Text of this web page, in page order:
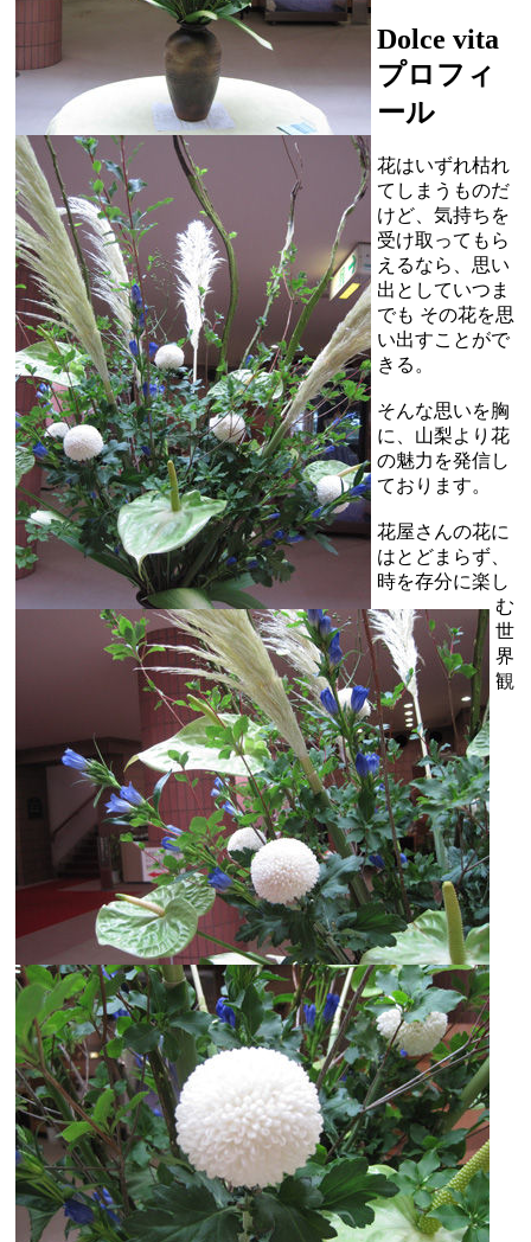
Dolce vita
プロフィ
ール
花はいずれ枯れ
てしまうものだ
けど、気持ちを
受け取ってもら
えるなら、思い
出としていつま
でも その花を思
い出すことがで
きる。
そんな思いを胸
に、山梨より花
の魅力を発信し
ております。
花屋さんの花に
はとどまらず、
時を存分に楽し
む
世
界
観